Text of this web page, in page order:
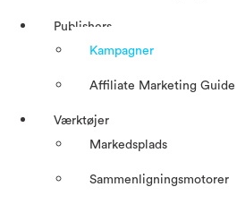
Publishers
Kampagner
Affiliate Marketing Guide
Værktøjer
Markedsplads
Sammenligningsmotorer